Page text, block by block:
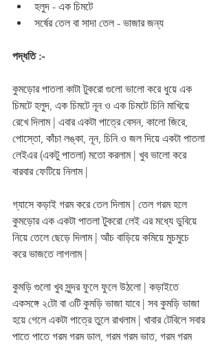
হলুদ - এক চিমটে
সর্ষের তেল বা সাদা তেল - ভাজার জন্য
পদ্ধতি :-
কুমড়োর পাতলা কাটা টুকরো গুলো ভালো করে ধুয়ে এক
চিমটে হলুদ, এক চিমটে নূন ও এক চিমটে চিনি মাখিয়ে
রেখে দিলাম | এবার একটা পাত্রে বেসন, কালো জিরে,
পোস্তো, কাঁচা লঙ্কা, নূন, চিনি ও জল দিয়ে একটা পাতলা
লেইএর (একটু পাতলা) মতো করলাম | খুব ভালো করে
বারবার ফেটিয়ে নিলাম |
গ্যাসে কড়াই গরম করে তেল দিলাম | তেল গরম হলে
কুমড়োর এক একটা পাতলা টুকরো লেই এর মধ্যে ডুবিয়ে
নিয়ে তেলে ছেড়ে দিলাম | আঁচ বাড়িয়ে কমিয়ে মুচমুচে
করে ভাজতে লাগলাম |
কুমড়ি গুলো খুব সুন্দর ফুলে ফুলে উঠলো | কড়াইতে
একসঙ্গে ২টো বা ৩টি কুমড়ি ভাজা যাবে | সব কুমড়ি ভাজা
হয়ে গেলে একটা পাত্রে তুলে রাখলাম | খাবার টেবিলে সবার
পাতে পাতে গরম গরম ডাল, গরম গরম ভাত, গরম গরম